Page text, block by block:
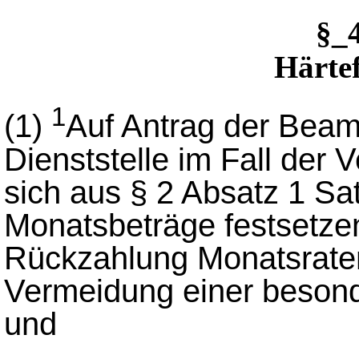
(1) 1Auf Antrag der
Dienststelle im Fall der
sich aus § 2 Absatz 1
Monatsbeträge
Rückzahlung
Vermeidung einer
und